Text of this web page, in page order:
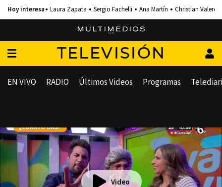
Laura Zapata Sergio Fachelli Ana Martín Christian Valero
TELEVISIÓN
EN VIVO RADIO Últimos Videos Programas
Video